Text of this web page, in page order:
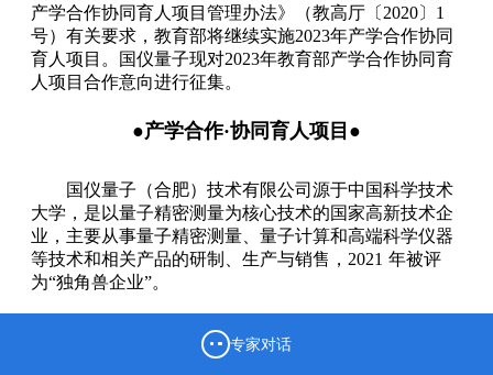
产学合作协同育人项目管理办法》（教高厅〔2020〕1
号）有关要求，教育部将继续实施2023年产学合作协同
育人项目。国仪量子现对2023年教育部产学合作协同育
人项目合作意向进行征集。
●产学合作·协同育人项目●
国仪量子（合肥）技术有限公司源于中国科学技术
大学，是以量子精密测量为核心技术的国家高新技术企
业，主要从事量子精密测量、量子计算和高端科学仪器
等技术和相关产品的研制、生产与销售，2021 年被评
为“独角兽企业”。
专家对话